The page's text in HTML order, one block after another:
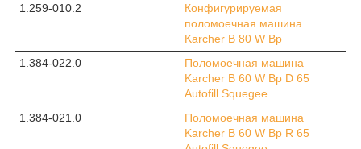
1.259-010.2
Конфигурируемая
поломоечная машина
Karcher B 80 W Bp
1.384-022.0
Поломоечная машина
Karcher B 60 W Bp D 65
Autofill Squegee
1.384-021.0
Поломоечная машина
Karcher B 60 W Bp R 65